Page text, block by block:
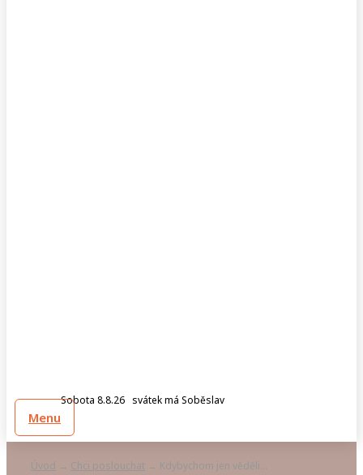
Sobota 8.8.26 svátek má Soběslav
Menu
Úvod → Chci poslouchat → Kdybychom jen věděli…